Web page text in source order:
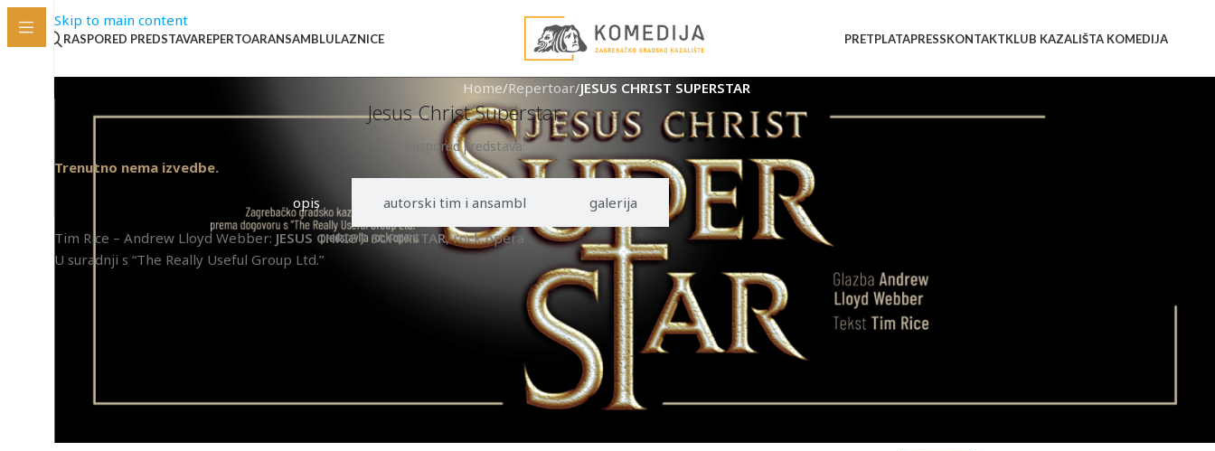
Skip to main content
RASPORED PREDSTAVAREPERTOARANSAMBLULAZNICE PRETPLATAPRESSKONTAKTKLUB KAZALIŠTA KOMEDIJA
Home/Repertoar/JESUS CHRIST SUPERSTAR
Jesus Christ Superstar
Raspored predstava:
Trenutno nema izvedbe.
opis
autorski tim i ansambl
galerija
Tim Rice – Andrew Lloyd Webber: JESUS CHRIST SUPERSTAR, rock opera
U suradnji s “The Really Useful Group Ltd.”